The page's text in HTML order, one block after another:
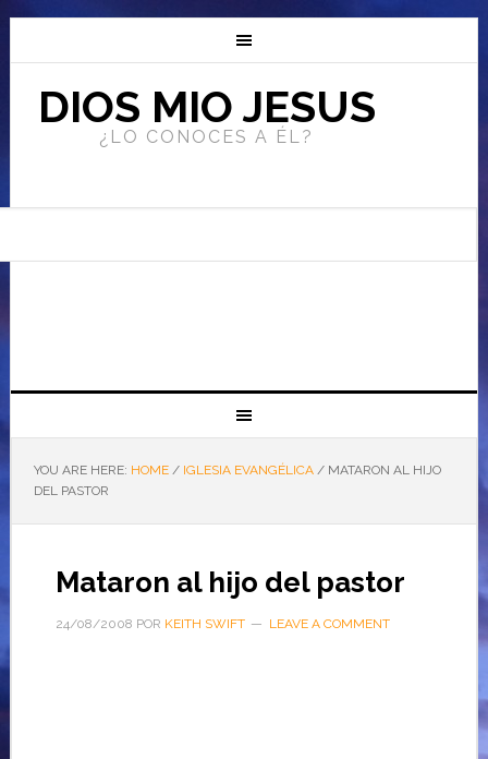
DIOS MIO JESUS
¿LO CONOCES A ÉL?
YOU ARE HERE: HOME / IGLESIA EVANGÉLICA /MATARON AL HIJO
DEL PASTOR
Mataron al hijo del pastor
24/08/2008 POR KEITH SWIFT LEAVE A COMMENT